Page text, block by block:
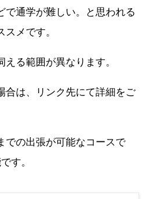
で通学が難しい。と思われる
メです。
る範囲が異なります。
合は、リンク先にて詳細をご
での出張が可能なコースで
す。